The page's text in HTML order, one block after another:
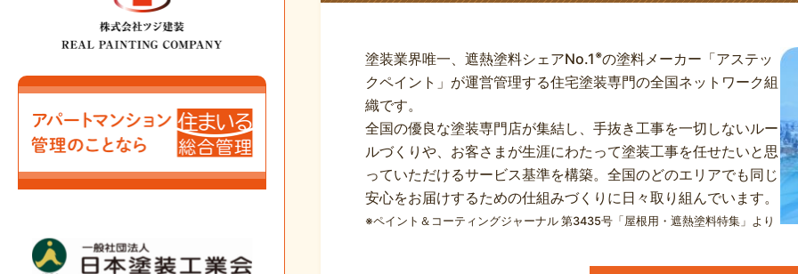
塗装業界唯一、遮熱塗料シェアNo.1 ※の塗料メーカー「アステッ
クペイント」が運営管理する住宅塗装専門の全国ネットワーク組
織です。
全国の優良な塗装専門店が集結し、手抜き工事を一切しないルー
ルづくりや、お客さまが生涯にわたって塗装工事を任せたいと思
っていただけるサービス基準を構築。全国のどのエリアでも同じ
安心をお届けするための仕組みづくりに日々取り組んでいます。
※ペイント＆コーティングジャーナル 第3435号「屋根用・遮熱塗料特集」より